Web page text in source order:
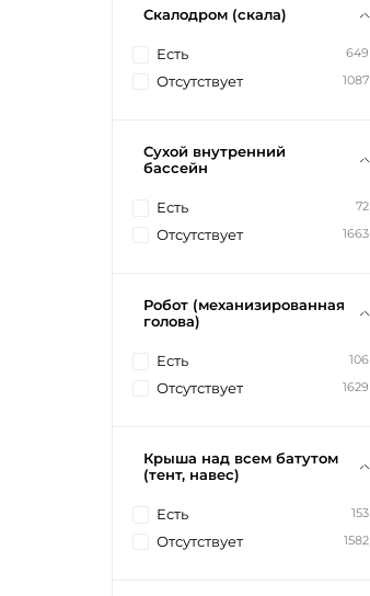
Скалодром (скала)
Есть 649
Отсутствует 1087
Сухой внутренний
бассейн
Есть 72
Отсутствует 1663
Робот (механизированная
голова)
Есть 106
Отсутствует 1629
Крыша над всем батутом
(тент, навес)
Есть 153
Отсутствует 1582